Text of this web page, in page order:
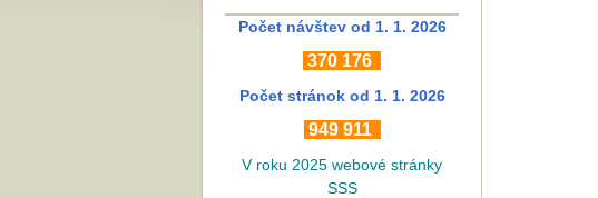
Počet návštev od 1. 1. 2026
370 176
Počet stránok od 1. 1. 2026
949 911
V roku 2025 webové stránky
SSS